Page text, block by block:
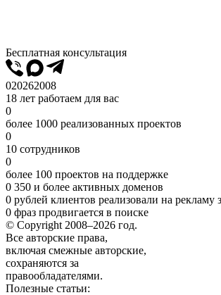
Бесплатная консультация
020262008
18 лет работаем для вас
0
более 1000 реализованных проектов
0
10 сотрудников
0
более 100 проектов на поддержке
0 350 и более активных доменов
0 рублей клиентов реализовали на рекламу
0 фраз продвигается в поиске
© Copyright 2008–2026 год.
Все авторские права,
включая смежные авторские,
сохраняются за
правообладателями.
Полезные статьи: